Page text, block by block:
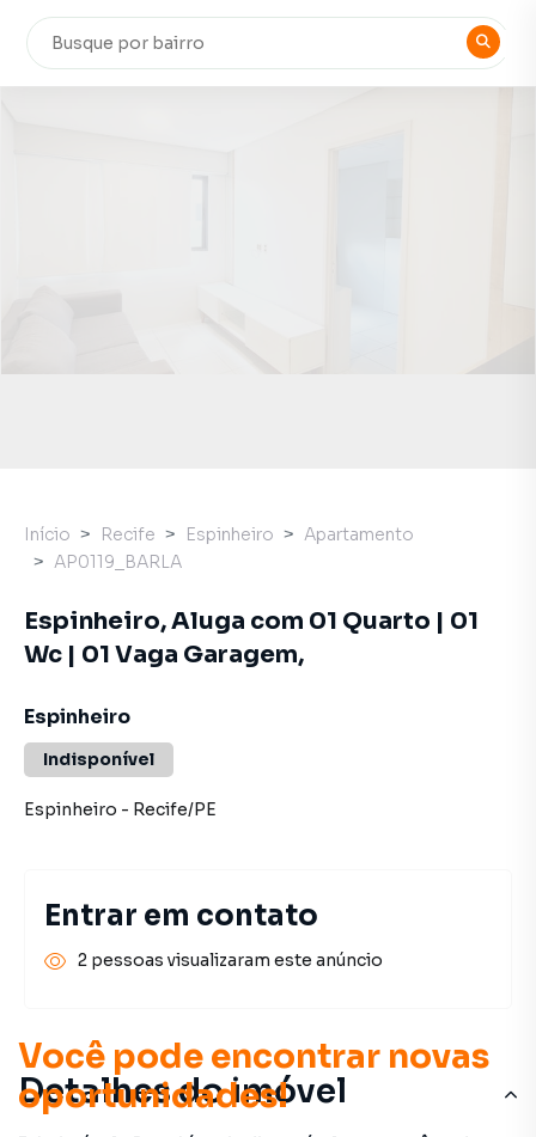
Você pode encontrar novas
oportunidades!
Detalhes do imóvel
Início Recife Espinheiro
Apartamento
AP0119_BARLA
Espinheiro, Aluga com 01 Quarto | 01
Wc | 01 Vaga Garagem,
Espinheiro
Indisponível
Espinheiro - Recife/PE
Entrar em contato
2 pessoas visualizaram este anúncio